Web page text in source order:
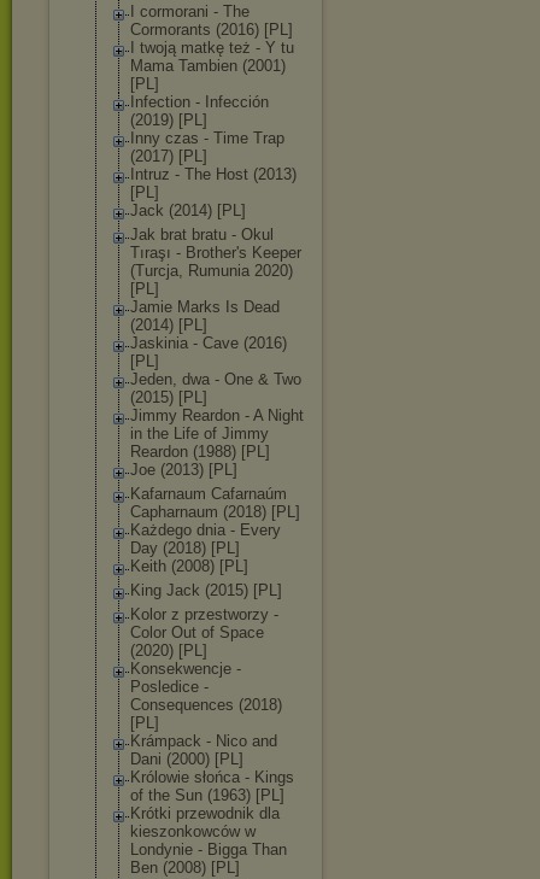
I cormorani - The
Cormorants (2016) [PL]
I twoją matkę też - Y tu
Mama Tambien (2001)
[PL]
Infection - Infección
(2019) [PL]
Inny czas - Time Trap
(2017) [PL]
Intruz - The Host (2013)
[PL]
Jack (2014) [PL]
Jak brat bratu - Okul
Tıraşı - Brother's Keeper
(Turcja, Rumunia 2020)
[PL]
Jamie Marks Is Dead
(2014) [PL]
Jaskinia - Cave (2016)
[PL]
Jeden, dwa - One & Two
(2015) [PL]
Jimmy Reardon - A Night
in the Life of Jimmy
Reardon (1988) [PL]
Joe (2013) [PL]
Kafarnaum Cafarnaúm
Capharnaum (2018) [PL]
Każdego dnia - Every
Day (2018) [PL]
Keith (2008) [PL]
King Jack (2015) [PL]
Kolor z przestworzy -
Color Out of Space
(2020) [PL]
Konsekwencje -
Posledice -
Consequences (2018)
[PL]
Krámpack - Nico and
Dani (2000) [PL]
Królowie słońca - Kings
of the Sun (1963) [PL]
Krótki przewodnik dla
kieszonkowców w
Londynie - Bigga Than
Ben (2008) [PL]